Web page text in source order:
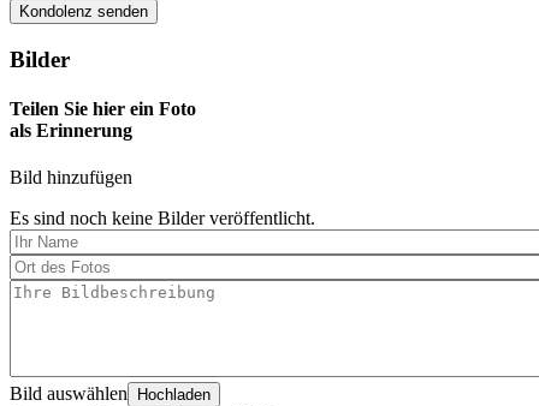
Bilder
Teilen Sie hier ein Foto
als Erinnerung
Bild hinzufügen
Es sind noch keine Bilder veröffentlicht.
Bild auswählen